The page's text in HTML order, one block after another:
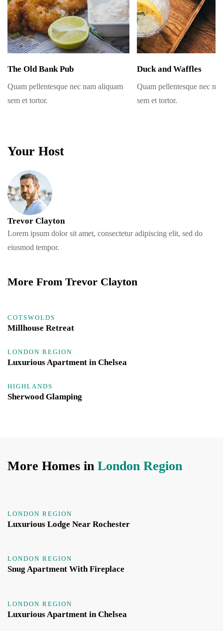
The Old Bank Pub
Quam pellentesque nec nam aliquam
sem et tortor.
Duck and Waffles
Quam pellentesque nec
sem et tortor.
Your Host
Trevor Clayton
Lorem ipsum dolor sit amet, consectetur adipiscing elit, sed do
eiusmod tempor.
More From Trevor Clayton
COTSWOLDS
Millhouse Retreat
LONDON REGION
Luxurious Apartment in Chelsea
HIGHLANDS
Sherwood Glamping
More Homes in London Region
LONDON REGION
Luxurious Lodge Near Rochester
LONDON REGION
Snug Apartment With Fireplace
LONDON REGION
Luxurious Apartment in Chelsea